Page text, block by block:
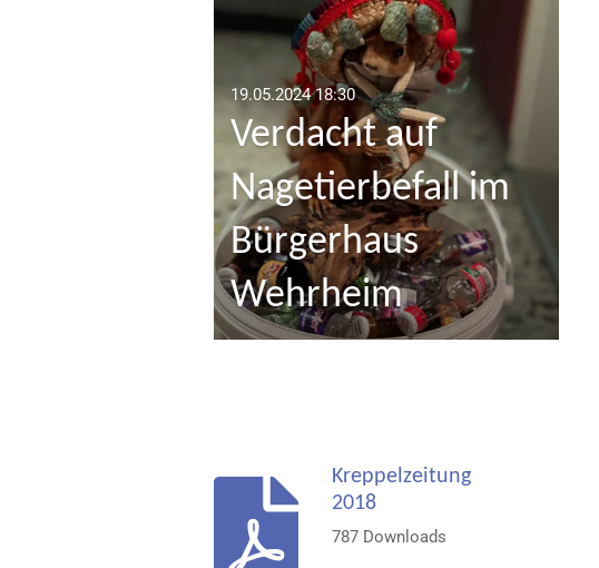
Verdacht auf
Nagetierbefall im
Bürgerhaus
Wehrheim
19.05.2024 18:30
Kreppelzeitung
2018
787 Downloads